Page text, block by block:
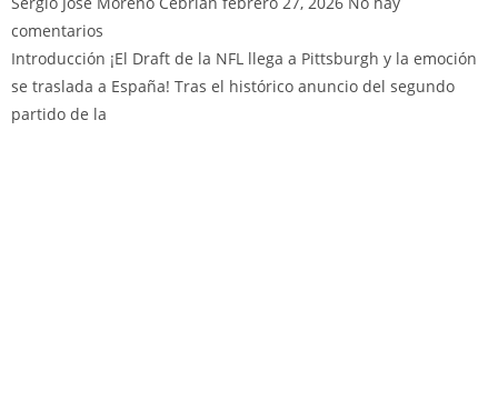
comentarios
Introducción ¡El Draft de la NFL llega a Pittsburgh y la emoción
se traslada a España! Tras el histórico anuncio del segundo
partido de la